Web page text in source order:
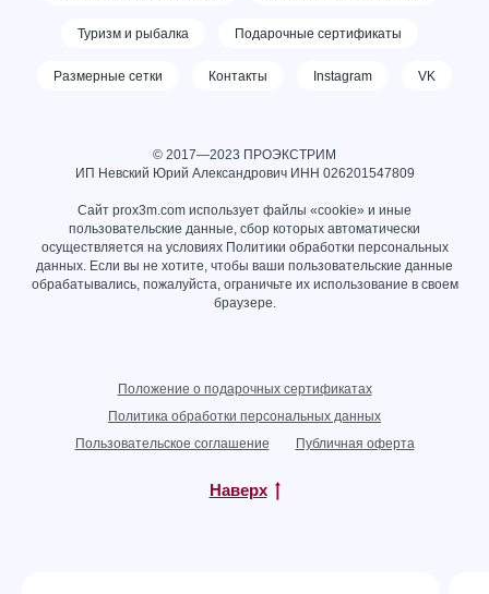
Туризм и рыбалка Подарочные сертификаты
Размерные сетки Контакты Instagram VK
© 2017—2023 ПРОЭКСТРИМ
ИП Невский Юрий Александрович ИНН 026201547809
Сайт prox3m.com использует файлы «cookie» и иные
пользовательские данные, сбор которых автоматически
осуществляется на условиях Политики обработки персональных
данных. Если вы не хотите, чтобы ваши пользовательские данные
обрабатывались, пожалуйста, ограничьте их использование в своем
браузере.
Положение о подарочных сертификатах
Политика обработки персональных данных
Пользовательское соглашение
Публичная оферта
Наверх